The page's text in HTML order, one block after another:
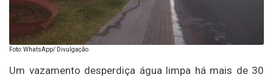
Foto: WhatsApp/ Divulgação
Um vazamento desperdiça água limpa há mais de 30